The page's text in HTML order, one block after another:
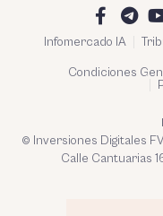
Infomercado IA
Condiciones
© Inversiones Digitales
Calle Cantuarias